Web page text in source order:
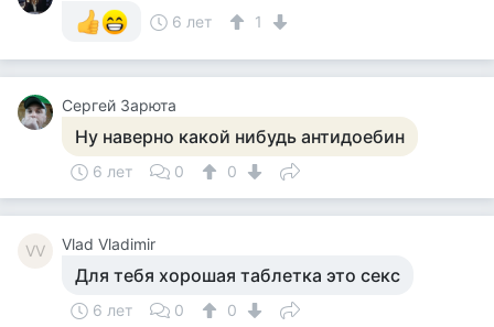
6 лет
1
Сергей Зарюта
Ну наверно какой нибудь антидоебин
6 лет 0 0
VV Vlad Vladimir
Для тебя хорошая таблетка это секс
6 лет 0 0